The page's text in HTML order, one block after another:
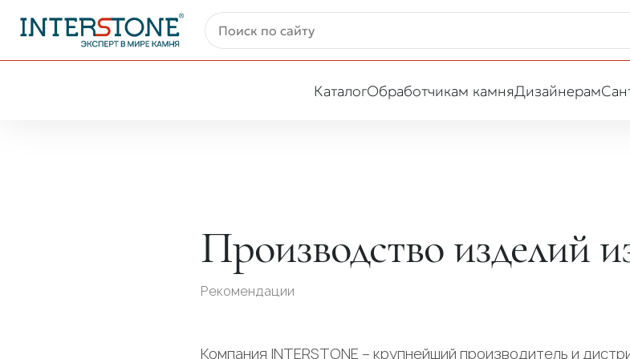
КаталогОбработчикам камняДизайнерам
Производство изделий
Рекомендации
Компания INTERSTONE – крупнейший производитель и